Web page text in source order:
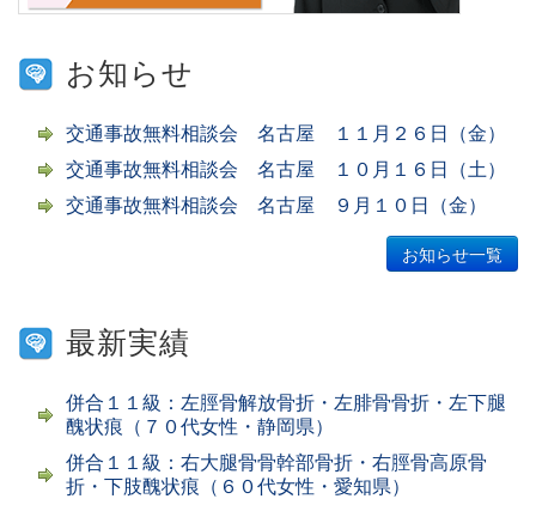
お知らせ
交通事故無料相談会 名古屋 １１月２６日（金）
交通事故無料相談会 名古屋 １０月１６日（土）
交通事故無料相談会 名古屋 ９月１０日（金）
お知らせ一覧
最新実績
併合１１級：左脛骨解放骨折・左腓骨骨折・左下腿
醜状痕（７０代女性・静岡県）
併合１１級：右大腿骨骨幹部骨折・右脛骨高原骨
折・下肢醜状痕（６０代女性・愛知県）